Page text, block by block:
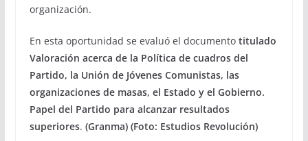
organización.
En esta oportunidad se evaluó el documento titulado
Valoración acerca de la Política de cuadros del
Partido, la Unión de Jóvenes Comunistas, las
organizaciones de masas, el Estado y el Gobierno.
Papel del Partido para alcanzar resultados
superiores. (Granma) (Foto: Estudios Revolución)